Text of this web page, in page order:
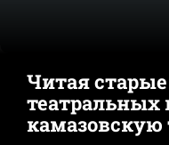
Читая
театральных
камазовскую